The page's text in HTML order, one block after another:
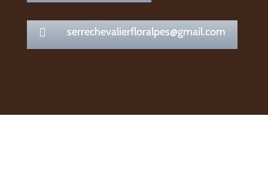
 serrechevalierfloralpes@gmail.com